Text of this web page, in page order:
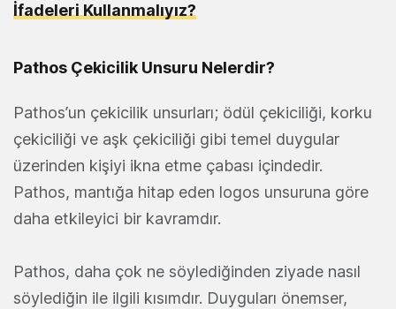
İfadeleri Kullanmalıyız?
Pathos Çekicilik Unsuru Nelerdir?
Pathos’un çekicilik unsurları; ödül çekiciliği, korku
çekiciliği ve aşk çekiciliği gibi temel duygular
üzerinden kişiyi ikna etme çabası içindedir.
Pathos, mantığa hitap eden logos unsuruna göre
daha etkileyici bir kavramdır.
Pathos, daha çok ne söylediğinden ziyade nasıl
söylediğin ile ilgili kısımdır. Duyguları önemser,